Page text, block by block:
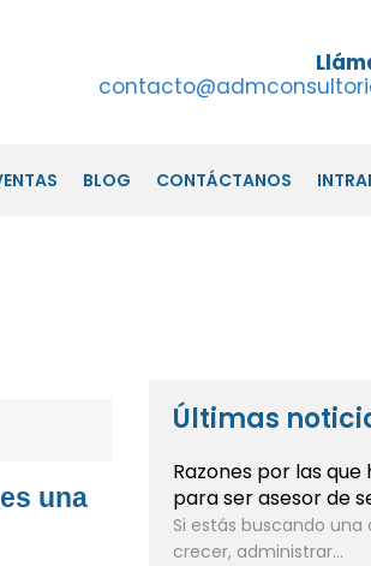
BLOG CONTÁCTANOS
una
Últimas
Razones por las
para ser asesor de
Si estás buscando
crecer, administrar...